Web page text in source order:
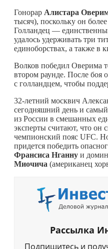
Гонорар Алистара
тысяч), поскольку он
Голландец —
удалось удерживать три
единоборствах, а также в
Волков победил Оверима
втором раунде. После боя
с голландцем, чтобы
32-летний москвич
сегодняшний день и
из России в смешанных
эксперты считают, что он
чемпионский пояс UFC. Но
придется победить
Франсиса Нганну и
Миочича (американец
Рассылка
Подпишитесь и